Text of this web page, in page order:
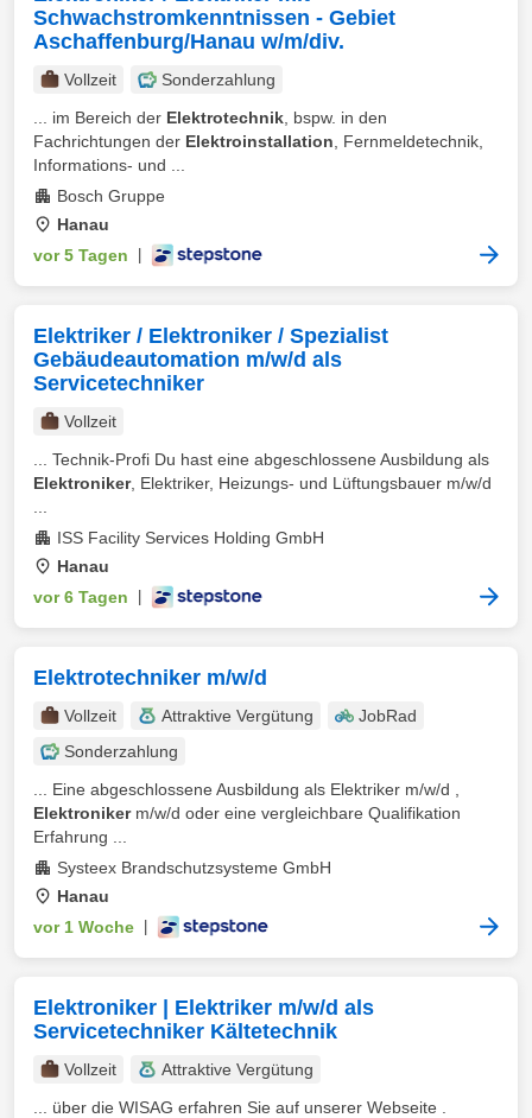
Schwachstromkenntnissen - Gebiet
Aschaffenburg/Hanau w/m/div.
Vollzeit
Sonderzahlung
... im Bereich der Elektrotechnik , bspw. in den
Fachrichtungen der Elektroinstallation , Fernmeldetechnik,
Informations- und ...
Bosch Gruppe
Hanau
vor 5 Tagen
Elektriker / Elektroniker / Spezialist
Gebäudeautomation m/w/d als
Servicetechniker
Vollzeit
... Technik-Profi Du hast eine abgeschlossene Ausbildung als
Elektroniker, Elektriker, Heizungs- und Lüftungsbauer m/w/d
ISS Facility Services Holding GmbH
Hanau
vor 6 Tagen
Elektrotechniker m/w/d
Vollzeit Attraktive Vergütung
JobRad
Sonderzahlung
... Eine abgeschlossene Ausbildung als Elektriker m/w/d ,
Elektronikerm/w/d oder eine vergleichbare Qualifikation
Erfahrung ...
Systeex Brandschutzsysteme GmbH
Hanau
vor 1 Woche
Elektroniker | Elektriker m/w/d als
Servicetechniker Kältetechnik
Vollzeit
Attraktive Vergütung
... über die WISAG erfahren Sie auf unserer Webseite .